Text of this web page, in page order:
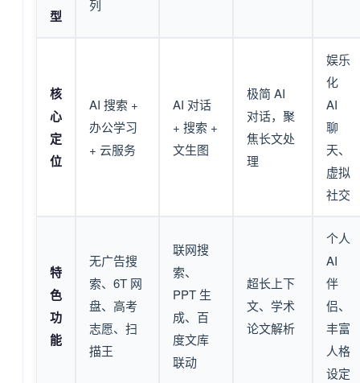
型
列
核
心
定
位
AI 搜索 +
办公学习
+ 云服务
AI 对话
+ 搜索 +
文生图
极简 AI
对话，聚
焦长文处
理
娱乐
化
AI
聊
天、
虚拟
社交
特
色
功
能
无广告搜
索、6T 网
盘、高考
志愿、扫
描王
联网搜
索、
PPT 生
成、百
度文库
联动
超长上下
文、学术
论文解析
个人
AI
伴
侣、
丰富
人格
设定